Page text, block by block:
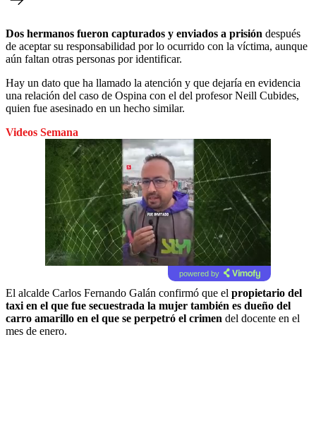
Dos hermanos fueron capturados y enviados a prisión después
de aceptar su responsabilidad por lo ocurrido con la víctima, aunque
aún faltan otras personas por identificar.
Hay un dato que ha llamado la atención y que dejaría en evidencia
una relación del caso de Ospina con el del profesor Neill Cubides,
quien fue asesinado en un hecho similar.
Videos Semana
powered by
El alcalde Carlos Fernando Galán confirmó que el propietario del
taxi en el que fue secuestrada la mujer también es dueño del
carro amarillo en el que se perpetró el crimen del docente en el
mes de enero.